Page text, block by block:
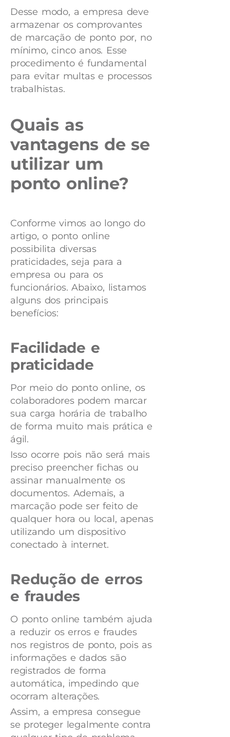
Desse modo, a empresa deve
armazenar os comprovantes
de marcação de ponto por, no
mínimo, cinco anos. Esse
procedimento é fundamental
para evitar multas e processos
trabalhistas.
Quais as
vantagens de se
utilizar um
ponto online?
Conforme vimos ao longo do
artigo, o ponto online
possibilita diversas
praticidades, seja para a
empresa ou para os
funcionários. Abaixo, listamos
alguns dos principais
benefícios:
Facilidade e
praticidade
Por meio do ponto online, os
colaboradores podem marcar
sua carga horária de trabalho
de forma muito mais prática e
ágil.
Isso ocorre pois não será mais
preciso preencher fichas ou
assinar manualmente os
documentos. Ademais, a
marcação pode ser feito de
qualquer hora ou local, apenas
utilizando um dispositivo
conectado à internet.
Redução de erros
e fraudes
O ponto online também ajuda
a reduzir os erros e fraudes
nos registros de ponto, pois as
informações e dados são
registrados de forma
automática, impedindo que
ocorram alterações.
Assim, a empresa consegue
se proteger legalmente contra